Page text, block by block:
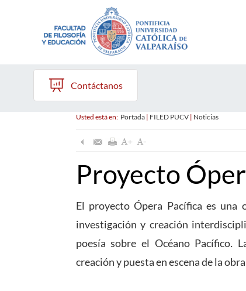
Contáctanos
Usted está en: Portada| FILED PUCV| Noticias
Proyecto
El proyecto Ópera Pacífica es
investigación y creación
poesía sobre el Océano Pacífico.
creación y puesta en escena de la